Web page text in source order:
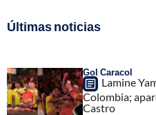
Últimas noticias
Gol Caracol
Lamine
Colombia;
Castro